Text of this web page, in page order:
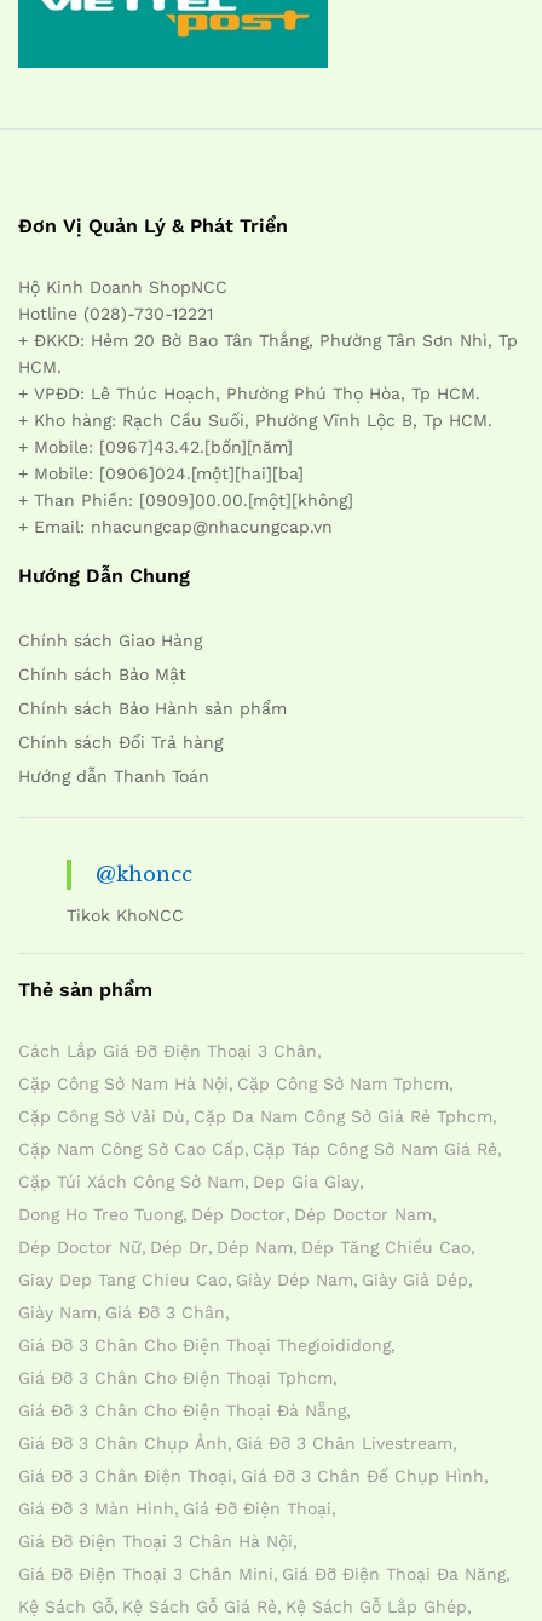
Đơn Vị Quản Lý & Phát Triển
Hộ Kinh Doanh ShopNCC
Hotline (028)-730-12221
+ ĐKKD: Hẻm 20 Bờ Bao Tân Thắng, Phường Tân Sơn Nhì, Tp
HCM.
+ VPĐD: Lê Thúc Hoạch, Phường Phú Thọ Hòa, Tp HCM.
+ Kho hàng: Rạch Cầu Suối, Phường Vĩnh Lộc B, Tp HCM.
+ Mobile: [0967]43.42.[bốn][năm]
+ Mobile: [0906]024.[một][hai][ba]
+ Than Phiền: [0909]00.00.[một][không]
+ Email: nhacungcap@nhacungcap.vn
Hướng Dẫn Chung
Chính sách Giao Hàng
Chính sách Bảo Mật
Chính sách Bảo Hành sản phẩm
Chính sách Đổi Trả hàng
Hướng dẫn Thanh Toán
@khoncc
Tikok KhoNCC
Thẻ sản phẩm
Cách Lắp Giá Đỡ Điện Thoại 3 Chân
Cặp Công Sở Nam Hà Nội Cặp Công Sở Nam Tphcm
Cặp Công Sở Vải Dù Cặp Da Nam Công Sở Giá Rẻ Tphcm
Cặp Nam Công Sở Cao Cấp Cặp Táp Công Sở Nam Giá Rẻ
Cặp Túi Xách Công Sở Nam Dep Gia Giay
Dong Ho Treo Tuong Dép Doctor Dép Doctor Nam
Dép Doctor Nữ Dép Dr Dép Nam Dép Tăng Chiều Cao
Giay Dep Tang Chieu Cao Giày Dép Nam Giày Giả Dép
Giày Nam Giá Đỡ 3 Chân
Giá Đỡ 3 Chân Cho Điện Thoại Thegioididong
Giá Đỡ 3 Chân Cho Điện Thoại Tphcm
Giá Đỡ 3 Chân Cho Điện Thoại Đà Nẵng
Giá Đỡ 3 Chân Chụp Ảnh Giá Đỡ 3 Chân Livestream
Giá Đỡ 3 Chân Điện Thoại Giá Đỡ 3 Chân Đế Chụp Hình
Giá Đỡ 3 Màn Hình Giá Đỡ Điện Thoại
Giá Đỡ Điện Thoại 3 Chân Hà Nội
Giá Đỡ Điện Thoại 3 Chân Mini Giá Đỡ Điện Thoại Đa Năng
Kệ Sách Gỗ Kệ Sách Gỗ Giá Rẻ Kệ Sách Gỗ Lắp Ghép